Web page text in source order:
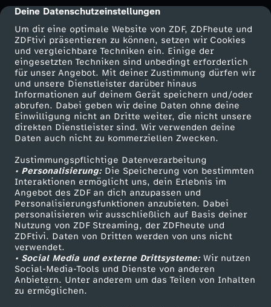
cmp-dialog-description
Deine Datenschutzeinstellungen
Um dir eine optimale Website von ZDF, ZDFheute und
ZDFtivi präsentieren zu können, setzen wir Cookies
und vergleichbare Techniken ein. Einige der
eingesetzten Techniken sind unbedingt erforderlich
für unser Angebot. Mit deiner Zustimmung dürfen wir
und unsere Dienstleister darüber hinaus
Informationen auf deinem Gerät speichern und/oder
abrufen. Dabei geben wir deine Daten ohne deine
Einwilligung nicht an Dritte weiter, die nicht unsere
direkten Dienstleister sind. Wir verwenden deine
Daten auch nicht zu kommerziellen Zwecken.
Zustimmungspflichtige Datenverarbeitung
• Personalisierung:Die Speicherung von bestimmten
Interaktionen ermöglicht uns, dein Erlebnis im
Angebot des ZDF an dich anzupassen und
Personalisierungsfunktionen anzubieten. Dabei
personalisieren wir ausschließlich auf Basis deiner
Nutzung von ZDF Streaming, der ZDFheute und
ZDFtivi. Daten von Dritten werden von uns nicht
verwendet.
• Social Media und externe Drittsysteme:Wir nutzen
Social-Media-Tools und Dienste von anderen
Anbietern. Unter anderem um das Teilen von Inhalten
zu ermöglichen.
Freundschaft an einem viralen TikTok zerbrechen?
sogar ein “letztes Gespräch”, dass du mit unserer
Hilfe führen möchtest? Dann schreib uns an
aufklo@supa-stories.de!
Mehr ZDF
ZDF-Apps
Smart TV
ZDFtext
Livestreams
Sendungen A-Z
TV-Programm
Service
ZDFmitreden
Kontakt zum ZDF
Tickets
Zuschauerservice
Hilfe
ZDF Unternehmen
Karriere